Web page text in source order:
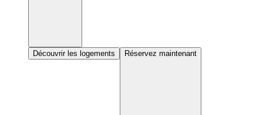
Découvrir les logements Réservez maintenant